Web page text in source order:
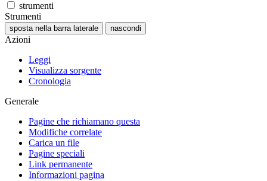
strumenti
Strumenti
sposta nella barra laterale nascondi
Azioni
Leggi
Visualizza sorgente
Cronologia
Generale
Pagine che richiamano questa
Modifiche correlate
Carica un file
Pagine speciali
Link permanente
Informazioni pagina